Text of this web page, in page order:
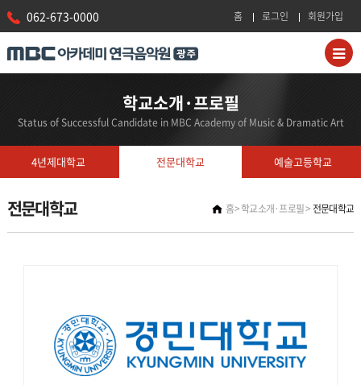
062-673-0000 홈 로그인 회원가입
학교소개·프로필
Status of Successful Candidate in MBC Academy of Music & Dramatic Art
4년제대학교 전문대학교 예술고등학교
전문대학교 홈 학교소개·프로필 전문대학교